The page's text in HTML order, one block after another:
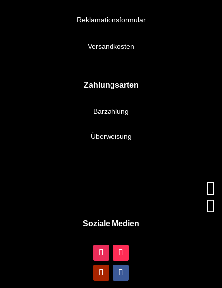
Reklamationsformular
Versandkosten
Zahlungsarten
Barzahlung
Überweisung
Soziale Medien

